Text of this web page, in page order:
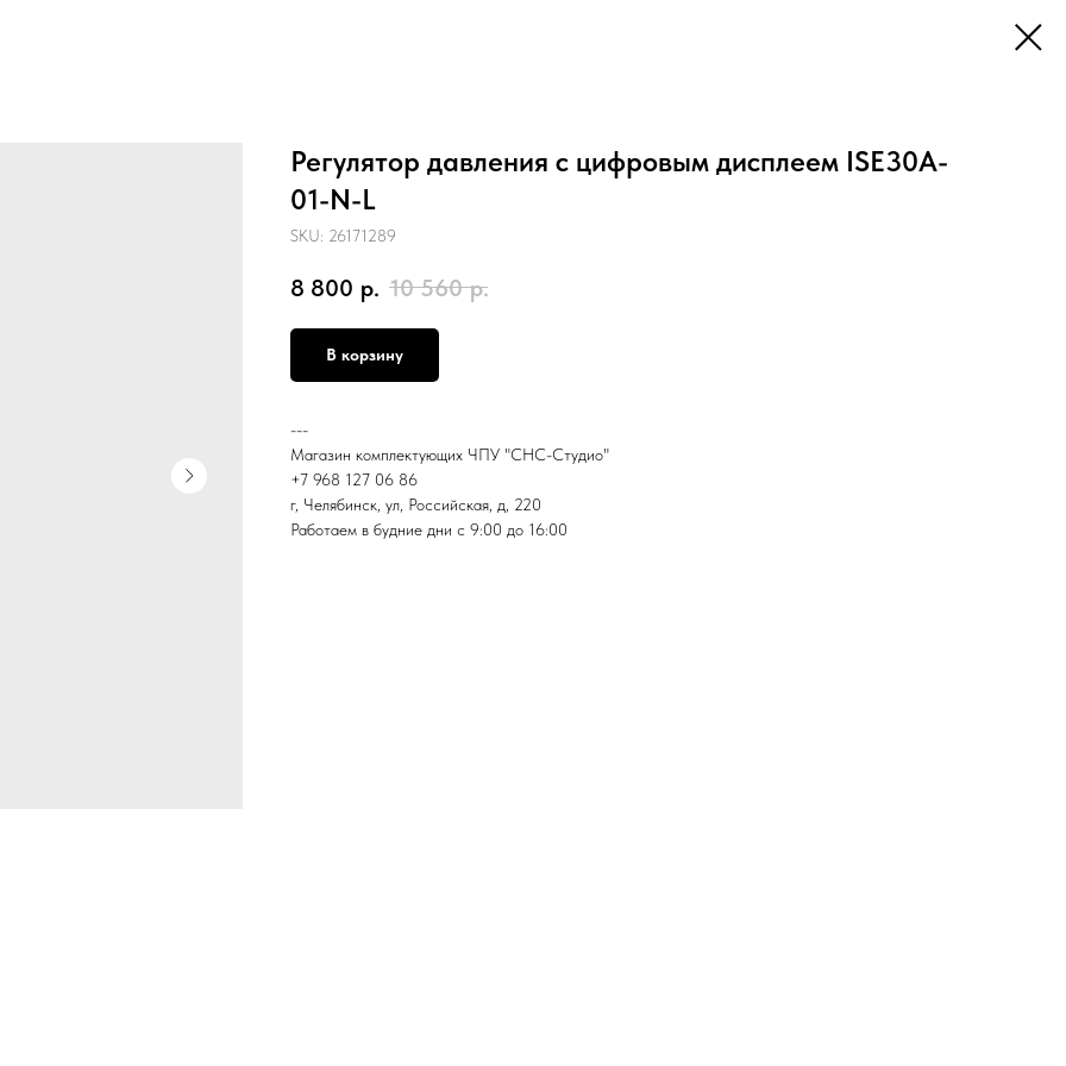
Регулятор давления с цифровым дисплеем ISE30A-
01-N-L
SKU: 26171289
8 800 р. 10 560 р.
В корзину
---
Магазин комплектующих ЧПУ "СНС-Студио"
+7 968 127 06 86
г, Челябинск, ул, Российская, д, 220
Работаем в будние дни с 9:00 до 16:00